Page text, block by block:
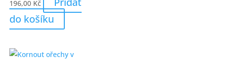
196,00 Kč
do košíku